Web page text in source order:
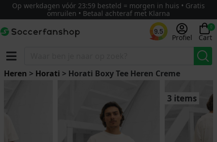
Op werkdagen vóór 23:59 besteld = morgen in huis • Gratis
omruilen • Betaal achteraf met Klarna
9.5
Profiel
0
Cart
Heren > Horati > Horati Boxy Tee Heren Creme
3 items